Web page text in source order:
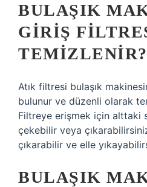
BULAŞIK
GIRIŞ
TEMIZLENIR?
Atık filtresi bulaşık
bulunur ve düzenli olarak
Filtreye erişmek için alttaki
çekebilir veya
çıkarabilir ve elle
BULAŞIK